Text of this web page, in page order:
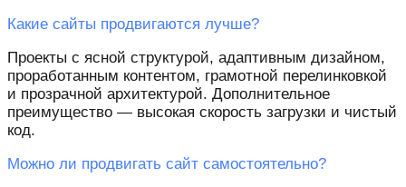
Какие сайты продвигаются лучше?
Проекты с ясной структурой, адаптивным дизайном,
проработанным контентом, грамотной перелинковкой
и прозрачной архитектурой. Дополнительное
преимущество — высокая скорость загрузки и чистый
код.
Можно ли продвигать сайт самостоятельно?